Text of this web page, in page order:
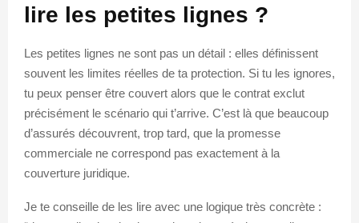
lire les petites lignes ?
Les petites lignes ne sont pas un détail : elles définissent
souvent les limites réelles de ta protection. Si tu les ignores,
tu peux penser être couvert alors que le contrat exclut
précisément le scénario qui t’arrive. C’est là que beaucoup
d’assurés découvrent, trop tard, que la promesse
commerciale ne correspond pas exactement à la
couverture juridique.
Je te conseille de les lire avec une logique très concrète :